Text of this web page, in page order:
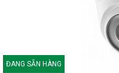
ĐANG SẴN HÀNG